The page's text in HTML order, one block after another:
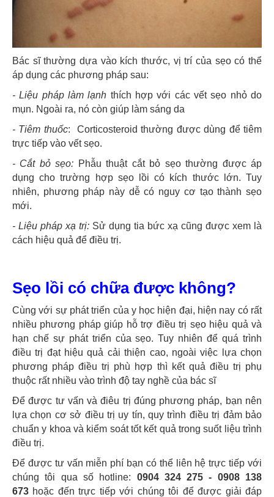
Bác sĩ thường dựa vào kích thước, vị trí của sẹo có thể
áp dụng các phương pháp sau:
- Liệu pháp làm lạnh thích hợp với các vết sẹo nhỏ do
mụn. Ngoài ra, nó còn giúp làm sáng da
- Tiêm thuốc: Corticosteroid thường được dùng để tiêm
trực tiếp vào vết sẹo.
- Cắt bỏ sẹo: Phẫu thuật cắt bỏ sẹo thường được áp
dụng cho trường hợp sẹo lồi có kích thước lớn. Tuy
nhiên, phương pháp này dễ có nguy cơ tạo thành sẹo
mới.
- Liệu pháp xạ trị: Sử dụng tia bức xạ cũng được xem là
cách hiệu quả để điều trị.
Sẹo lồi có chữa được không?
Cùng với sự phát triển của y học hiện đại, hiện nay có rất
nhiều phương pháp giúp hỗ trợ điều trị sẹo hiệu quả và
hạn chế sự phát triển của sẹo. Tuy nhiên để quá trình
điều trị đạt hiệu quả cải thiện cao, ngoài việc lựa chọn
phương pháp điều trị phù hợp thì kết quả điều trị phụ
thuộc rất nhiều vào trình độ tay nghề của bác sĩ
Để được tư vấn và điêu trị đúng phương pháp, bạn nên
lựa chọn cơ sở điều trị uy tín, quy trình điều trị đảm bảo
chuẩn y khoa và kiểm soát tốt kết quả trong suốt liệu trình
điều trị.
Để được tư vấn miễn phí bạn có thể liên hệ trực tiếp với
chúng tôi qua số hotline: 0904 324 275 - 0908 138
673 hoặc đến trực tiếp với chúng tôi để được giải đáp